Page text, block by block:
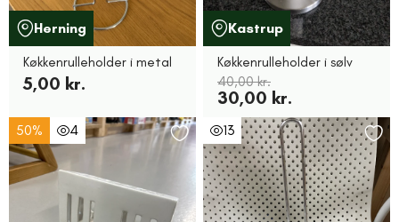
Herning
Køkkenrulleholder i metal
5,00 kr.
Kastrup
Køkkenrulleholder i sølv
40,00 kr.
30,00 kr.
50% 4 13